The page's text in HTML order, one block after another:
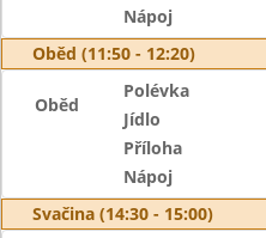
Nápoj
Oběd (11:50 - 12:20)
Oběd
Polévka
Jídlo
Příloha
Nápoj
Svačina (14:30 - 15:00)